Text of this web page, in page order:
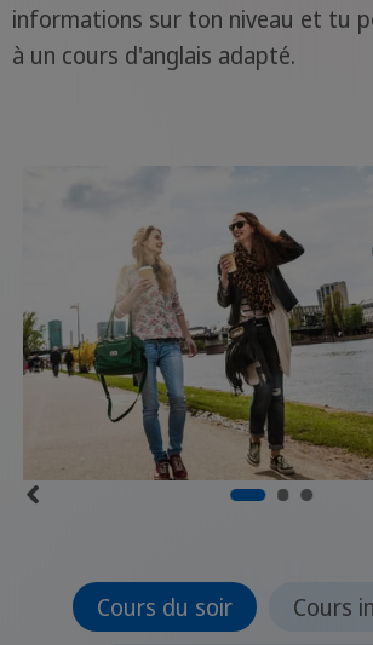
informations sur ton niveau et tu
à un cours d'anglais adapté.
Cours du soir
Cours